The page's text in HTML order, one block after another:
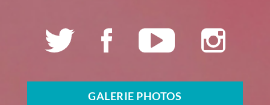
GALERIE PHOTOS